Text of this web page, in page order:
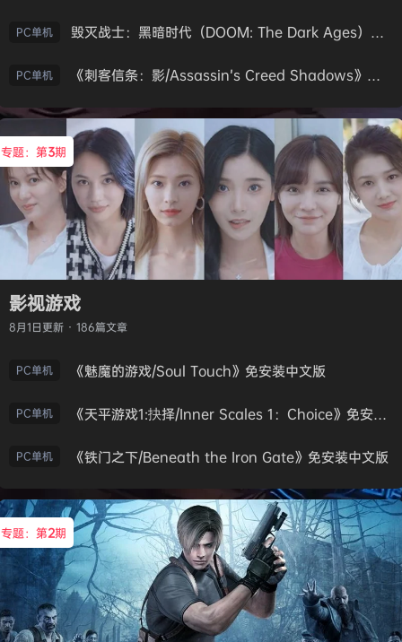
PC单机 毁灭战士：黑暗时代（DOOM: The Dark Ages）免安装中文版
PC单机 《刺客信条：影/Assassin’s Creed Shadows》免安装版，非虚拟机
专题：第3期
影视游戏
8月1日更新 · 186篇文章
PC单机 《魅魔的游戏/Soul Touch》免安装中文版
PC单机 《天平游戏1:抉择/Inner Scales 1：Choice》免安装中文版
PC单机 《铁门之下/Beneath the Iron Gate》免安装中文版
专题：第2期